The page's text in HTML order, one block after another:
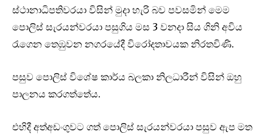
ස්ථානාධිපතිවරයා විසින් මුදා හැරි බව පවසමින් මෙම
පොලිස් සැරයන්වරයා පසුගිය මස 3 වනදා සිය ගිනි අවිය
රැගෙන තෙඹුවන නගරයේදී විරෝදතාවයක නිරතවිණි.
පසුව පොලිස් විශේෂ කාර්ය බලකා නිලධාරීන් විසින් ඔහු
පාලනය කරගත්තේය.
එහිදී අත්අඩංගුවට ගත් පොලිස් සැරයන්වරයා පසුව ඇප මත